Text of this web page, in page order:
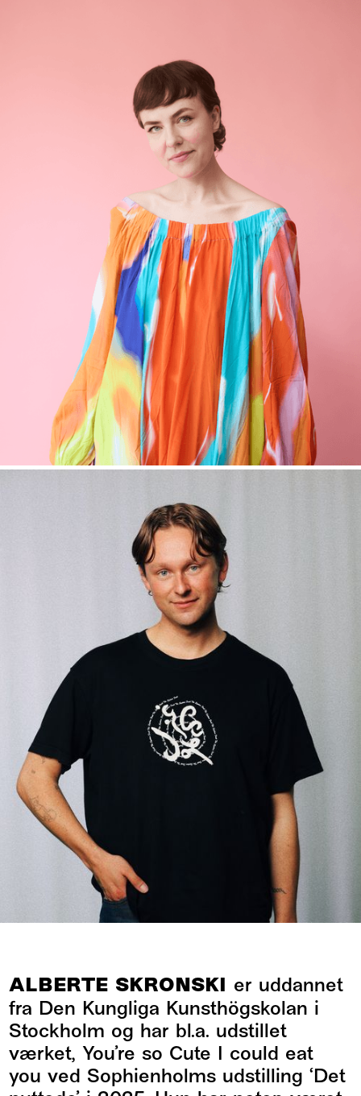
ALBERTE SKRONSKI er uddannet
fra Den Kungliga Kunsthögskolan i
Stockholm og har bl.a. udstillet
værket, You’re so Cute I could eat
youved Sophienholms udstilling ‘Det